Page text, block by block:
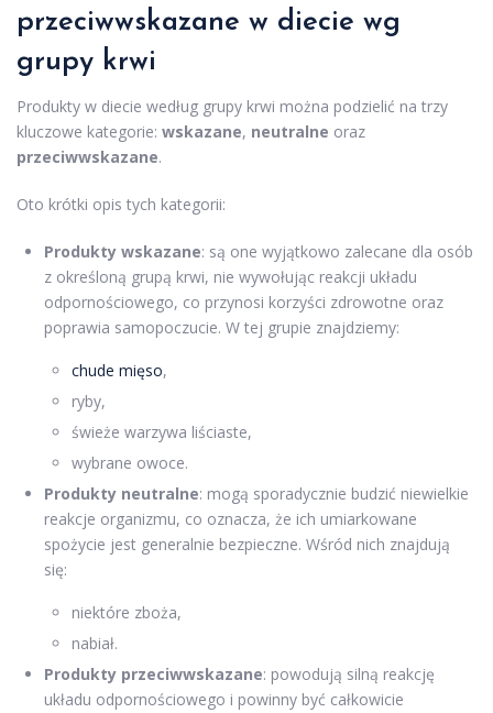
przeciwwskazane w diecie wg
grupy krwi
Produkty w diecie według grupy krwi można podzielić na trzy
kluczowe kategorie: wskazane, neutralne oraz
przeciwwskazane.
Oto krótki opis tych kategorii:
Produkty wskazane: są one wyjątkowo zalecane dla osób
z określoną grupą krwi, nie wywołując reakcji układu
odpornościowego, co przynosi korzyści zdrowotne oraz
poprawia samopoczucie. W tej grupie znajdziemy:
chude mięso,
ryby,
świeże warzywa liściaste,
wybrane owoce.
Produkty neutralne: mogą sporadycznie budzić niewielkie
reakcje organizmu, co oznacza, że ich umiarkowane
spożycie jest generalnie bezpieczne. Wśród nich znajdują
się:
niektóre zboża,
nabiał.
Produkty przeciwwskazane: powodują silną reakcję
układu odpornościowego i powinny być całkowicie